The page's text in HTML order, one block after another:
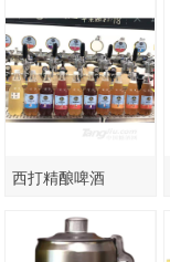
西打精酿啤酒